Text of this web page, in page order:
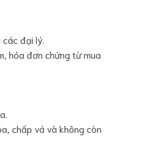
đại lý.
hóa đơn chứng từ mua
chấp vá và không còn